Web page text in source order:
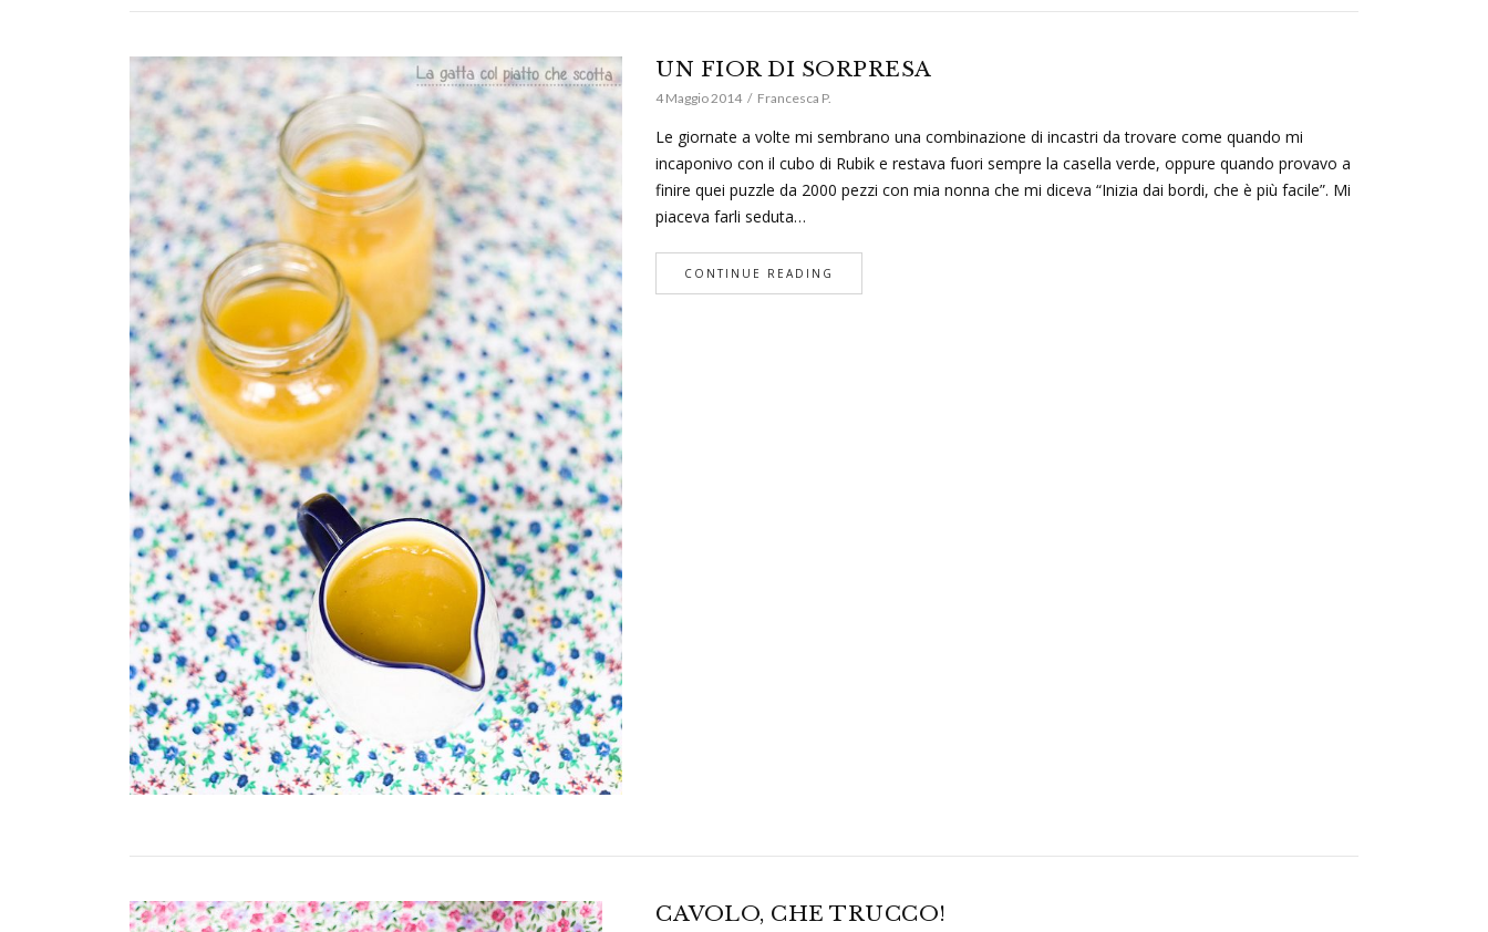
UN FIOR DI SORPRESA
4 Maggio 2014 Francesca P.
Le giornate a volte mi sembrano una combinazione di incastri da trovare come quando mi
incaponivo con il cubo di Rubik e restava fuori sempre la casella verde, oppure quando provavo a
finire quei puzzle da 2000 pezzi con mia nonna che mi diceva “Inizia dai bordi, che è più facile”. Mi
piaceva farli seduta…
CONTINUE READING
CAVOLO, CHE TRUCCO!